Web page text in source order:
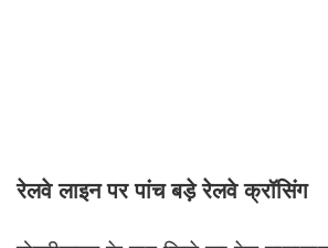
रेलवे लाइन पर पांच बड़े रेलवे क्रॉसिंग